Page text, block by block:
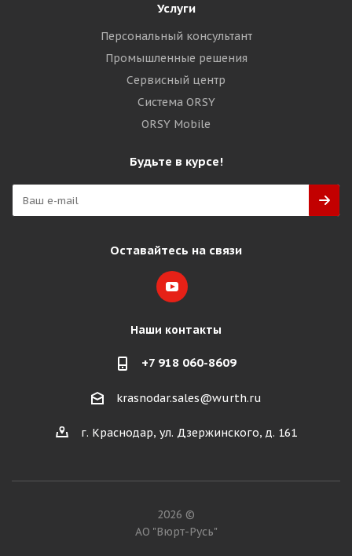
Услуги
Персональный консультант
Промышленные решения
Сервисный центр
Система ORSY
ORSY Mobile
Будьте в курсе!
Оставайтесь на связи
Наши контакты
+7 918 060-8609
krasnodar.sales@wurth.ru
г. Краснодар, ул. Дзержинского, д. 161
2026 ©
АО "Вюрт-Русь"